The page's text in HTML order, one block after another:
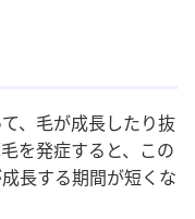
、毛が成長したり抜
を発症すると、この
長する期間が短くな